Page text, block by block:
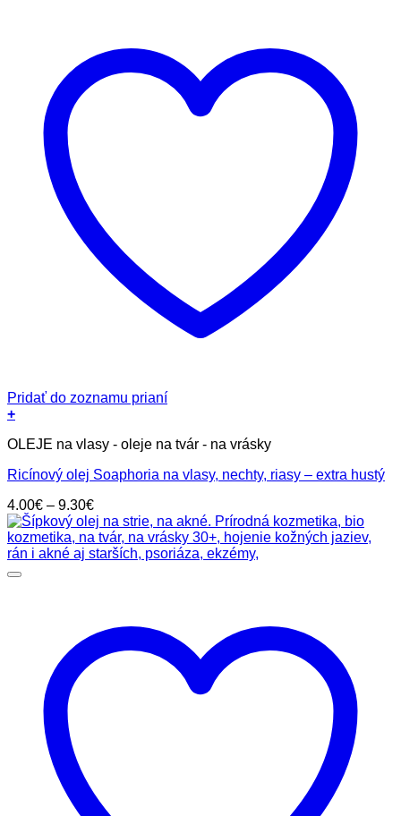
Pridať do zoznamu prianí
+
produkt
viacero
Možnosti
si
môžete
vybrať
na
OLEJE na vlasy - oleje na tvár - na vrásky
Ricínový olej Soaphoria na vlasy, nechty, riasy – extra hustý
4.00€ – 9.30€Price
range:
4.00€
through